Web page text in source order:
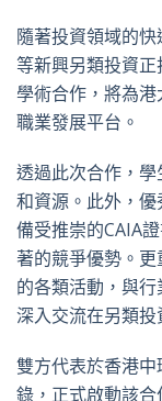
隨著投資領域的
等新興另類投資
學術合作，將為
職業發展平台。
透過此次合作，
和資源。此外，
備受推崇的CAIA
著的競爭優勢。
的各類活動，與
深入交流在另類投
雙方代表於香港
錄，正式啟動該